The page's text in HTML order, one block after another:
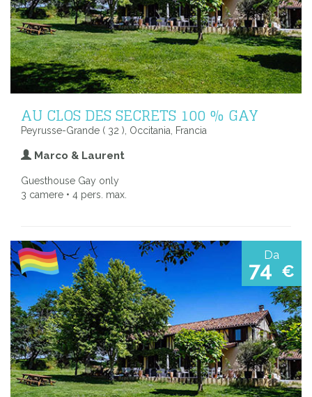
AU CLOS DES SECRETS 100 % GAY
Peyrusse-Grande ( 32 ), Occitania, Francia
Marco & Laurent
Guesthouse Gay only
3 camere • 4 pers. max.
Da
74 €